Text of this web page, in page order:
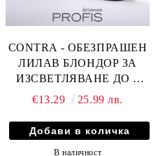
CONTRA - ОБЕЗПРАШЕН
ЛИЛАВ БЛОНДОР ЗА
ИЗСВЕТЛЯВАНЕ ДО 6
ТОНА 500гр
€13.29 25.99 лв.
В наличност